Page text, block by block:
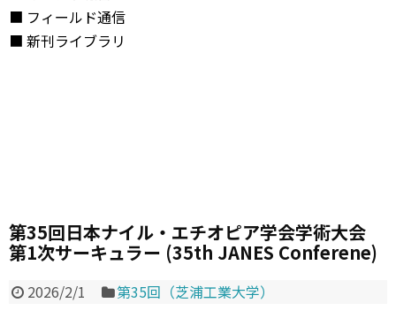
■ フィールド通信
■ 新刊ライブラリ
第35回日本ナイル・エチオピア学会学術大会
第1次サーキュラー (35th JANES Conferene)
2026/2/1
第35回（芝浦工業大学）